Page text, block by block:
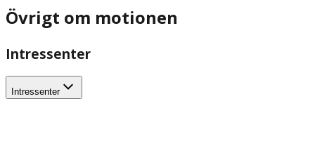
Övrigt om motionen
Intressenter
Intressenter